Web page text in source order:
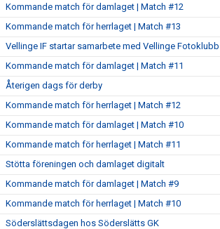
Kommande match för damlaget | Match #12
Kommande match för herrlaget | Match #13
Vellinge IF startar samarbete med Vellinge Fotoklubb
Kommande match för damlaget | Match #11
Återigen dags för derby
Kommande match för herrlaget | Match #12
Kommande match för damlaget | Match #10
Kommande match för herrlaget | Match #11
Stötta föreningen och damlaget digitalt
Kommande match för damlaget | Match #9
Kommande match för herrlaget | Match #10
Söderslättsdagen hos Söderslätts GK